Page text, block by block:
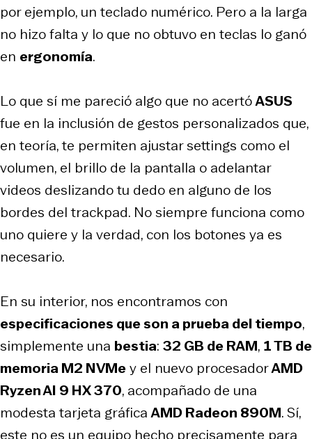
por ejemplo, un teclado numérico. Pero a la larga
no hizo falta y lo que no obtuvo en teclas lo ganó
en ergonomía.
Lo que sí me pareció algo que no acertóASUS
fue en la inclusión de gestos personalizados que,
en teoría, te permiten ajustar settings como el
volumen, el brillo de la pantalla o adelantar
videos deslizando tu dedo en alguno de los
bordes del trackpad. No siempre funciona como
uno quiere y la verdad, con los botones ya es
necesario.
En su interior, nos encontramos con
especificaciones que son a prueba del tiempo,
simplemente una bestia: 32 GB de RAM, 1 TB de
memoria M2 NVMey el nuevo procesadorAMD
Ryzen AI 9 HX 370, acompañado de una
modesta tarjeta gráficaAMD Radeon 890M. Sí,
este no es un equipo hecho precisamente para